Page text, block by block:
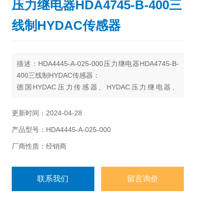
压力继电器HDA4745-B-400三
线制HYDAC传感器
描述：HDA4445-A-025-000压力继电器HDA4745-B-
400三线制HYDAC传感器：
德国HYDAC压力传感器、HYDAC压力继电器、
开关、HYDAC流量传感器、HYDAC流量开关
更新时间：2024-04-28
产品型号：HDA4445-A-025-000
厂商性质：经销商
联系我们 留言询价